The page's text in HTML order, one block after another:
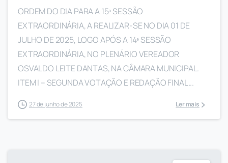
ORDEM DO DIA PARA A 15ª SESSÃO
EXTRAORDINÁRIA, A REALIZAR-SE NO DIA 01 DE
JULHO DE 2025, LOGO APÓS A 14ª SESSÃO
EXTRAORDINÁRIA, NO PLENÁRIO VEREADOR
OSVALDO LEITE DANTAS, NA CÂMARA MUNICIPAL.
ITEM I – SEGUNDA VOTAÇÃO E REDAÇÃO FINAL...
27 de junho de 2025 Ler mais